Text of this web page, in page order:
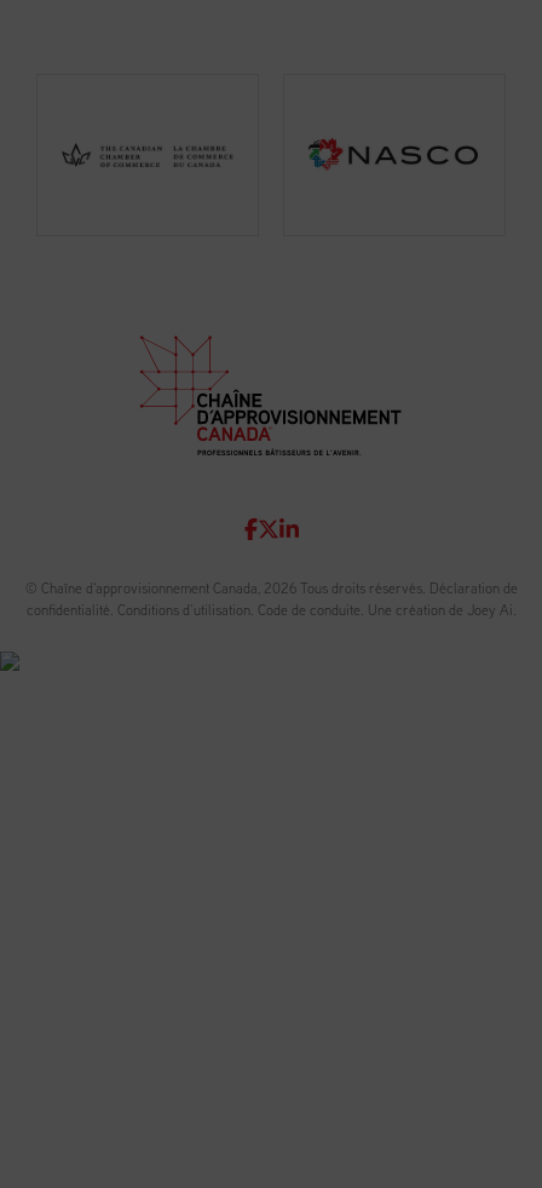
© Chaîne d'approvisionnement Canada, 2026 Tous droits réservés. Déclaration de
confidentialité. Conditions d’utilisation. Code de conduite. Une création de Joey Ai.